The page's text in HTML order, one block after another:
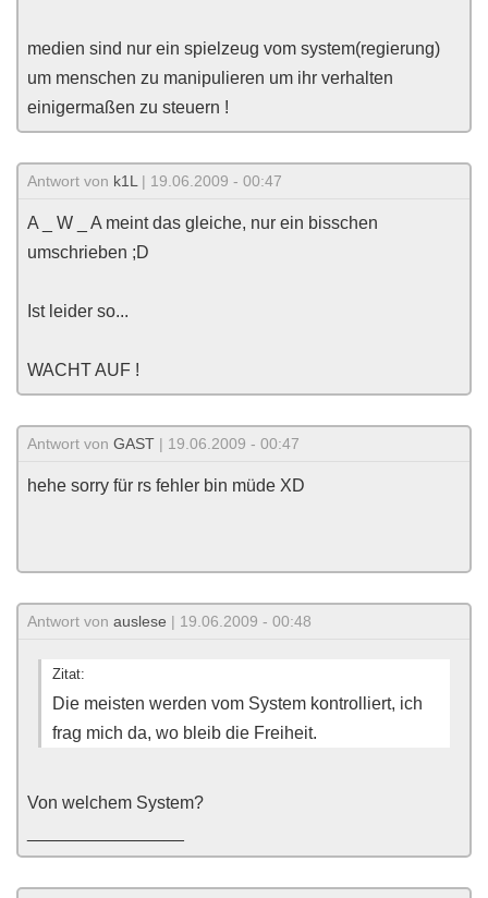
medien sind nur ein spielzeug vom system(regierung)
um menschen zu manipulieren um ihr verhalten
einigermaßen zu steuern !
Antwort von k1L | 19.06.2009 - 00:47
A _ W _ A meint das gleiche, nur ein bisschen
umschrieben ;D
Ist leider so...
WACHT AUF !
Antwort von GAST | 19.06.2009 - 00:47
hehe sorry für rs fehler bin müde XD
Antwort von auslese | 19.06.2009 - 00:48
Zitat:
Die meisten werden vom System kontrolliert, ich
frag mich da, wo bleib die Freiheit.
Von welchem System?